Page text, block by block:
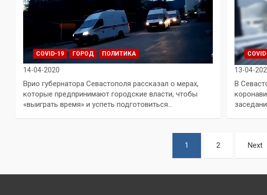
COVID-19 ГОРОД ПОЛИТИКА
14-04-2020
Врио губернатора Севастополя рассказал о мерах,
которые предпринимают городские власти, чтобы
«выиграть время» и успеть подготовиться…
13-04-
В
1 2 Next